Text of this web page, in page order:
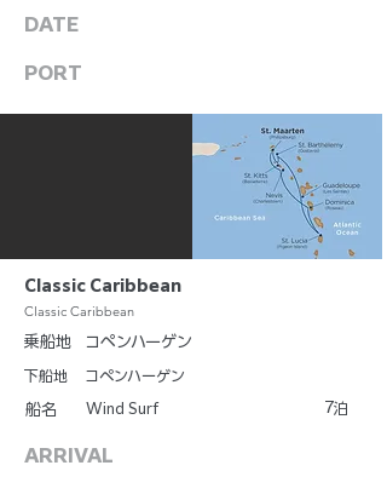
DATE
PORT
Classic Caribbean
Classic Caribbean
乗船地
下船地
船名
コペンハーゲン
コペンハーゲン
Wind Surf 7泊
ARRIVAL